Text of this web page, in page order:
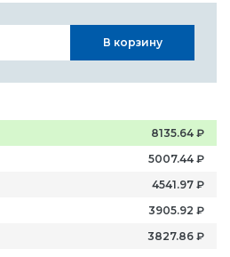
В корзину
8135.64 ₽
5007.44 ₽
4541.97 ₽
3905.92 ₽
3827.86 ₽